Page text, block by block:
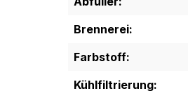
Brennerei:
Farbstoff:
Kühlfiltrierung: